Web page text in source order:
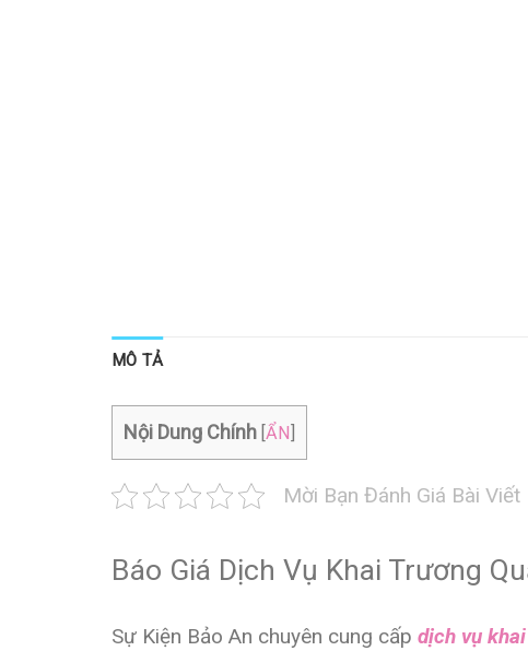
MÔ TẢ
Nội Dung Chính ẨN
Mời Bạn Đánh Giá Bài Viết
Báo Giá Dịch Vụ Khai Trương
Sự Kiện Bảo An chuyên cung cấp dịch vụ